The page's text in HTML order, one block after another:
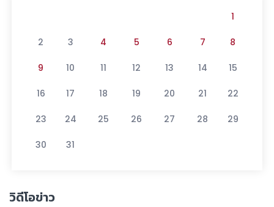
1
2 3 4 5 6 7 8
9 10 11 12 13 14 15
16 17 18 19 20 21 22
23 24 25 26 27 28 29
30 31
วิดีโอข่าว